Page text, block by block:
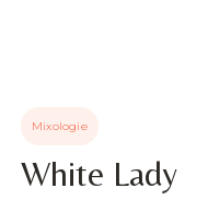
Mixologie
White Lady